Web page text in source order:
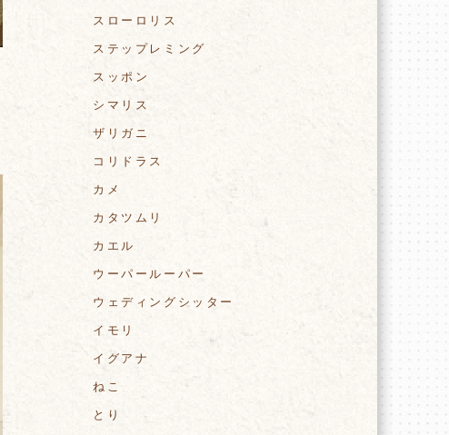
スローロリス
ステップレミング
スッポン
シマリス
ザリガニ
コリドラス
カメ
カタツムリ
カエル
ウーパールーパー
ウェディングシッター
イモリ
イグアナ
ねこ
とり